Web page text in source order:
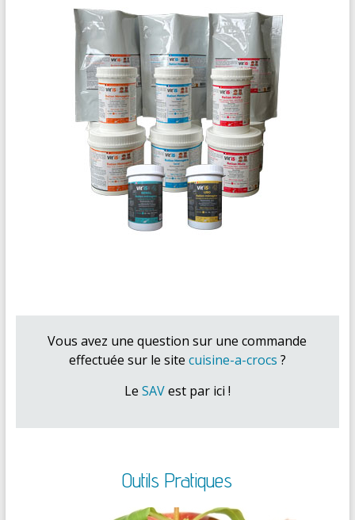
Vous avez une question sur une commande
effectuée sur le site cuisine-a-crocs ?
Le SAVest par ici !
Outils Pratiques